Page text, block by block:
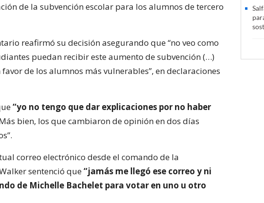
de la subvención escolar para los alumnos de tercero
reafirmó su decisión asegurando que “no veo como
puedan recibir este aumento de subvención (…)
de los alumnos más vulnerables”, en declaraciones
“yo no tengo que dar explicaciones por no haber
bien, los que cambiaron de opinión en dos días
correo electrónico desde el comando de la
sentenció que“jamás me llegó ese correo y ni
de Michelle Bachelet para votar en uno u otro